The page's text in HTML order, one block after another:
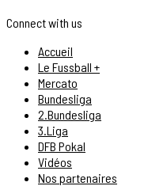
Connect with us
Accueil
Le Fussball +
Mercato
Bundesliga
2.Bundesliga
3.Liga
DFB Pokal
Vidéos
Nos partenaires